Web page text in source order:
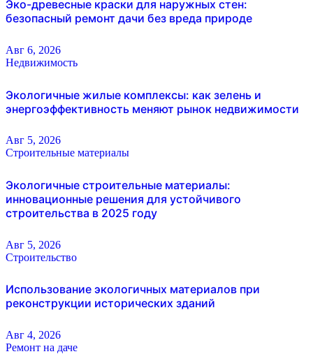
Эко-древесные краски для наружных стен:
безопасный ремонт дачи без вреда природе
Авг 6, 2026
Недвижимость
Экологичные жилые комплексы: как зелень и
энергоэффективность меняют рынок недвижимости
Авг 5, 2026
Строительные материалы
Экологичные строительные материалы:
инновационные решения для устойчивого
строительства в 2025 году
Авг 5, 2026
Строительство
Использование экологичных материалов при
реконструкции исторических зданий
Авг 4, 2026
Ремонт на даче